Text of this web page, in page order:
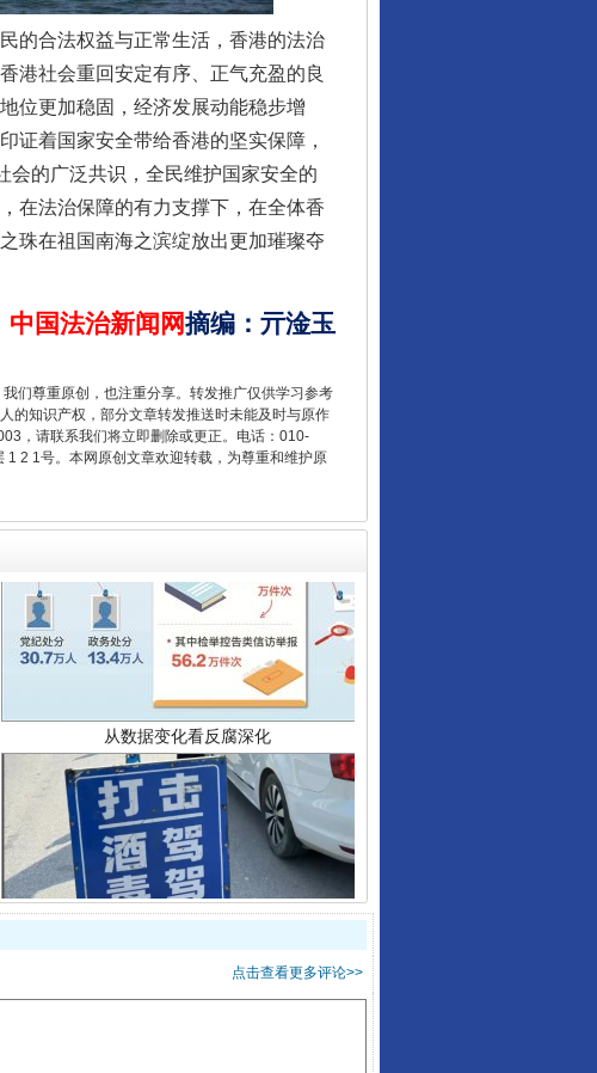
的合法权益与正常生活，香港的法治
港社会重回安定有序、正气充盈的良
位更加稳固，经济发展动能稳步增
证着国家安全带给香港的坚实保障，
会的广泛共识，全民维护国家安全的
在法治保障的有力支撑下，在全体香
珠在祖国南海之滨绽放出更加璀璨夺
中国法治新闻网摘编 ： 亓淦玉
们尊重原创，也注重分享。转发推广仅供学习参考
的知识产权，部分文章转发推送时未能及时与原作
，请联系我们将立即删除或更正。电话：010-
2 1号。本网原创文章欢迎转载，为尊重和维护原
让核能赋能千行百业
酒驾未被当场查获能处罚吗
点击查看更多评论>>